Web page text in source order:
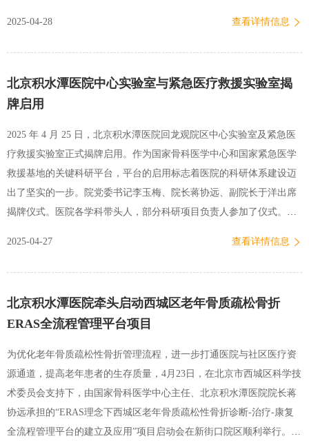
专业人体成分分析仪、心肺运动测试仪等，一站式完成体脂率、基础
科诊疗模式，由健康管理中心、营养科、内分泌科、普外科、中医
科、运动医学科、心理行为医学科等专家组成联合团队。针对患者体
脂指标、代谢指标及并发症情况，制定“分阶梯干预方案”。包括生活
方式调整、医学营养治疗、药物干预、中医调理、减重手术、心理干
预等，不管哪个科首诊，都可以按严重程度及干预效果进行转诊，实
现内外科兼并、中西医结合，避免了患者的多科室奔波。03挂号方
式…
2025-04-28 查看详情信息
北京积水潭医院中心实验室与紧急医疗救援实验室揭
牌启用
2025 年 4 月 25 日，北京积水潭医院回龙观院区中心实验室及紧急医
疗救援实验室正式揭牌启用。作为国家骨科医学中心和国家紧急医学
救援基地的关键科研平台，平台的启用标志着医院的科研体系建设迈
出了坚实的一步。院党委书记李玉梅、院长蒋协远、副院长于洋出席
揭牌仪式。医院各学科带头人，部分科研项目负责人参加了仪式。启
室的启用，是医院积极践行健康中国战略、坚持创新发展理念的生动
希望中心实验室的启用，能够助力医院打通“基础研究-临床转化”全链
条，推动科研体系向更高水平迈进，为医疗科研发展提供持久动力。
李玉梅表示，两大实验室的正式投用是医院深入贯彻落实科技创新驱
动与高质量发展战略的关键环节，为医院开展前沿医学基础研究提供
了坚实的硬件保障与技术支撑。李玉梅指出，未来要将实验室打造成
培育科研骨干人才的 “孵化器”；以实验室为载体，持续深化…
2025-04-27 查看详情信息
北京积水潭医院牵头启动西城区老年骨质疏松骨折
ERAS全流程管理平台项目
为优化老年骨质疏松性骨折管理流程，进一步打通医院与社区医疗资
源通道，提高老年患者的生存质量，4月23日，在北京市西城区科学技
术委员会支持下，由国家骨科医学中心主任、北京积水潭医院院长蒋
协远承担的“ERAS理念下西城区老年骨质疏松性骨折诊断-治疗-康复
全流程管理平台的建立及应用”项目启动会在新街口院区顺利举行。此